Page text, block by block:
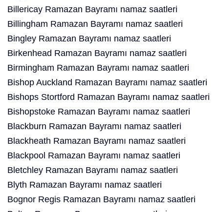
Billericay Ramazan Bayramı namaz saatleri
Billingham Ramazan Bayramı namaz saatleri
Bingley Ramazan Bayramı namaz saatleri
Birkenhead Ramazan Bayramı namaz saatleri
Birmingham Ramazan Bayramı namaz saatleri
Bishop Auckland Ramazan Bayramı namaz saatleri
Bishops Stortford Ramazan Bayramı namaz saatleri
Bishopstoke Ramazan Bayramı namaz saatleri
Blackburn Ramazan Bayramı namaz saatleri
Blackheath Ramazan Bayramı namaz saatleri
Blackpool Ramazan Bayramı namaz saatleri
Bletchley Ramazan Bayramı namaz saatleri
Blyth Ramazan Bayramı namaz saatleri
Bognor Regis Ramazan Bayramı namaz saatleri